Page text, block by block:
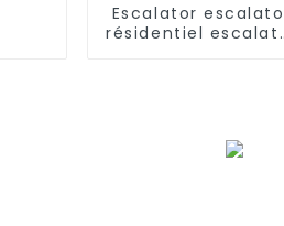
Escalator
résidentiel